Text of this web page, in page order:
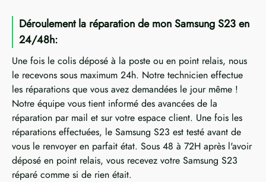
Déroulement la réparation de mon Samsung S23 en
24/48h:
Une fois le colis déposé à la poste ou en point relais, nous
le recevons sous maximum 24h. Notre technicien effectue
les réparations que vous avez demandées le jour même !
Notre équipe vous tient informé des avancées de la
réparation par mail et sur votre espace client. Une fois les
réparations effectuées, le Samsung S23 est testé avant de
vous le renvoyer en parfait état. Sous 48 à 72H après l'avoir
déposé en point relais, vous recevez votre Samsung S23
réparé comme si de rien était.